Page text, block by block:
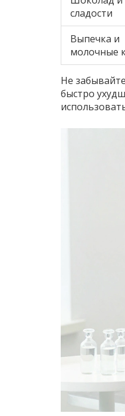
сладости
Выпечка и
молочные
Не
быстро